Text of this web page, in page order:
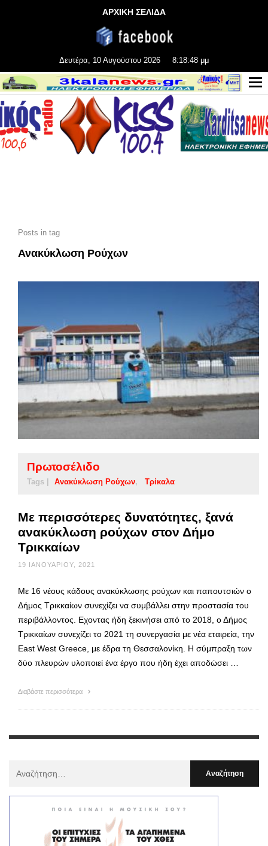
ΑΡΧΙΚΗ ΣΕΛΙΔΑ
Δευτέρα, 10 Αυγούστου 2026 8:18:49 μμ
Posts in tag
Ανακύκλωση Ρούχων
Πρωτοσέλιδο
Tags | Ανακύκλωση Ρούχων Τρίκαλα
Με περισσότερες δυνατότητες, ξανά
ανακύκλωση ρούχων στον Δήμο
Τρικκαίων
19 ΙΑΝΟΥΑΡΊΟΥ, 2021
Με 16 νέους κάδους ανακύκλωσης ρούχων και παπουτσιών ο
Δήμος Τρικκαίων συνεχίζει να συμβάλλει στην προστασία του
περιβάλλοντος. Εχοντας ήδη ξεκινήσει από το 2018, ο Δήμος
Τρικκαίων συνεχίζει το 2021 τη συνεργασία με νέα εταιρεία, την
East West Greece, με έδρα τη Θεσσαλονίκη. Η σύμπραξη των
δύο πλευρών υλοποιεί ένα έργο που ήδη έχει αποδώσει …
Διαβάστε περισσότερα
: